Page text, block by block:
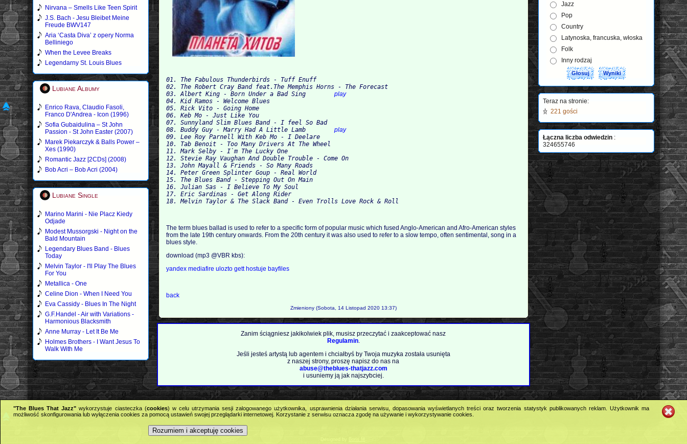
Nirvana – Smells Like Teen Spirit
J.S. Bach - Jesu Bleibet Meine
Freude BWV147
Aria ‘Casta Diva’ z opery Norma
Belliniego
When the Levee Breaks
Legendarny St. Louis Blues
Lubiane Albumy
Enrico Rava, Claudio Fasoli,
Franco D'Andrea - Icon (1996)
Sofia Gubaidulina – St John
Passion - St John Easter (2007)
Marek Piekarczyk & Balls Power –
Xes (1990)
Romantic Jazz [2CDs] (2008)
Bob Acri – Bob Acri (2004)
Lubiane Single
Marino Marini - Nie Placz Kiedy
Odjade
Modest Mussorgski - Night on the
Bald Mountain
Legendary Blues Band - Blues
Today
Melvin Taylor - I'll Play The Blues
For You
Metallica - One
Celine Dion - When I Need You
Eva Cassidy - Blues In The Night
G.F.Handel - Air with Variations -
Harmonious Blacksmith
Anne Murray - Let It Be Me
Holmes Brothers - I Want Jesus To
Walk With Me
01. The Fabulous Thunderbirds - Tuff Enuff
02. The Robert Cray Band feat.The Memphis Horns - The Forecast
03. Albert King - Born Under a Bad Sing play
04. Kid Ramos - Welcome Blues
05. Rick Vito - Going Home
06. Keb Mo - Just Like You
07. Sunnyland Slim Blues Band - I feel So Bad
08. Buddy Guy - Marry Had A Little Lamb play
09. Lee Roy Parnell With Keb Mo - I Deelare
10. Tab Benoit - Too Many Drivers At The Wheel
11. Mark Selby - I`m The Lucky One
12. Stevie Ray Vaughan And Double Trouble - Come On
13. John Mayall & Friends - So Many Roads
14. Peter Green Splinter Goup - Real World
15. The Blues Band - Stepping Out On Main
16. Julian Sas - I Believe To My Soul
17. Eric Sardinas - Get Along Rider
The term blues ballad is used to refer to a specific form of popular music which fused Anglo-American and Afro-American styles
from the late 19th century onwards. From the 20th century it was also used to refer to a slow tempo, often sentimental, song in a
blues style.
download (mp3 @VBR kbs):
yandexmediafire uloztogett hostuje bayfiles
back
Zmieniony (Sobota, 14 Listopad 2020 13:37)
Zanim ściągniesz jakikolwiek plik, musisz przeczytać i zaakceptować nasz
Regulamin.
Jeśli jesteś artystą lub agentem i chciałbyś by Twoja muzyka została usunięta
z naszej strony, proszę napisz do nas na
abuse@theblues-thatjazz.com
i usuniemy ją jak najszybciej.
Jazz
Pop
Country
Latynoska, francuska, włoska
Folk
Inny rodzaj
Teraz na stronie:
221 gości
Łączna liczba odwiedzin :
324655746
"The Blues That Jazz" wykorzystuje ciasteczka (cookies) w celu utrzymania sesji zalogowanego użytkownika, usprawnienia działania serwisu, dopasowania wyświetlanych treści oraz tworzenia statystyk publikowanych reklam. Użytkownik ma
możliwość skonfigurowania lub wyłączenia cookies za pomocą ustawień swojej przeglądarki internetowej. Korzystanie z serwisu oznacza zgodę na używanie i wykorzystywanie cookies.
Rozumiem i akceptuję cookies
Copyright © 2009Feel the Blues with all that Jazz (and more) - best music portal!.
All Rights Reserved.